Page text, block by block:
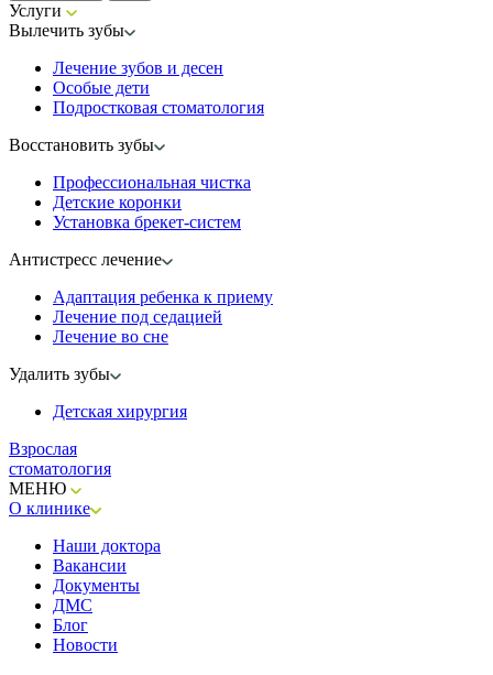
Услуги
Вылечить зубы
Лечение зубов и десен
Особые дети
Подростковая стоматология
Восстановить зубы
Профессиональная чистка
Детские коронки
Установка брекет-систем
Антистресс лечение
Адаптация ребенка к приему
Лечение под седацией
Лечение во сне
Удалить зубы
Детская хирургия
Взрослая
стоматология
МЕНЮ
О клинике
Наши доктора
Вакансии
Документы
ДМС
Блог
Новости